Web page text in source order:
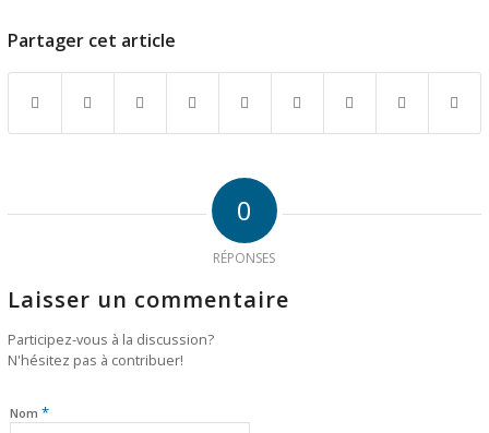
Partager cet article
0
RÉPONSES
Laisser un commentaire
Participez-vous à la discussion?
N'hésitez pas à contribuer!
Nom *